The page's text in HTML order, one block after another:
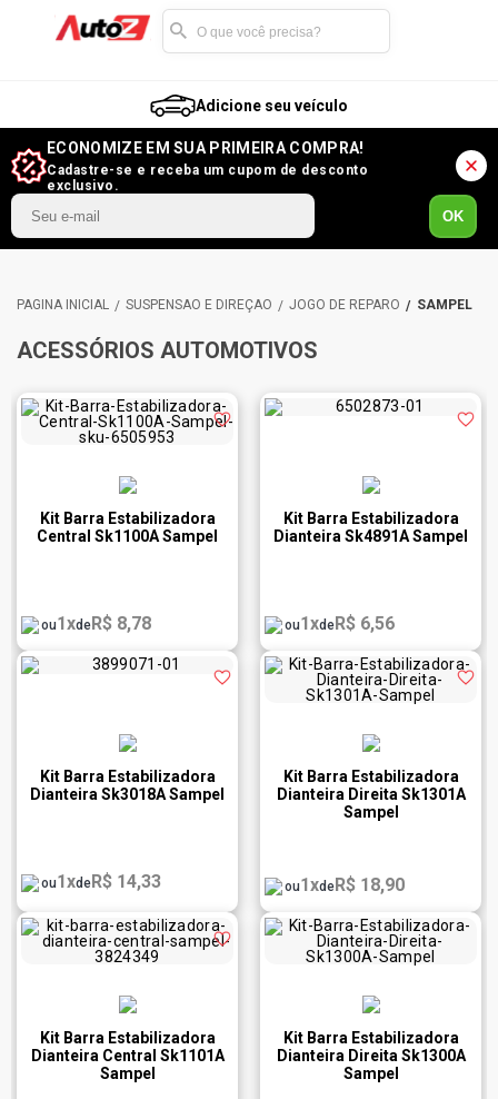
Adicione seu veículo
ECONOMIZE EM SUA PRIMEIRA COMPRA!
Cadastre-se e receba um cupom de desconto
exclusivo.
OK
SUSPENSÃO E DIREÇÃO JOGO DE REPARO SAMPEL
ACESSÓRIOS AUTOMOTIVOS
Kit Barra Estabilizadora
Central Sk1100A Sampel
ou1xdeR$ 8,78
Kit Barra Estabilizadora
Dianteira Sk4891A Sampel
ou1xdeR$ 6,56
Kit Barra Estabilizadora
Dianteira Sk3018A Sampel
ou1xdeR$ 14,33
Kit Barra Estabilizadora
Dianteira Direita Sk1301A
Sampel
ou1xdeR$ 18,90
Kit Barra Estabilizadora
Dianteira Central Sk1101A
Sampel
Kit Barra Estabilizadora
Dianteira Direita Sk1300A
Sampel